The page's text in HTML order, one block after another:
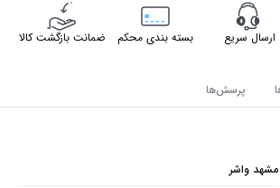
ارسال سریع بسته بندی محکم ضمانت بازگشت کالا
پرسش‌ها
مشهد واشر